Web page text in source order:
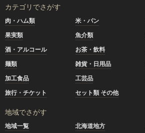
カテゴリでさがす
肉・ハム類 米・パン
果実類
魚介類
酒・アルコール
お茶・飲料
麺類
雑貨・日用品
加工食品
工芸品
旅行・チケット
セット類 その他
地域でさがす
地域一覧 北海道地方